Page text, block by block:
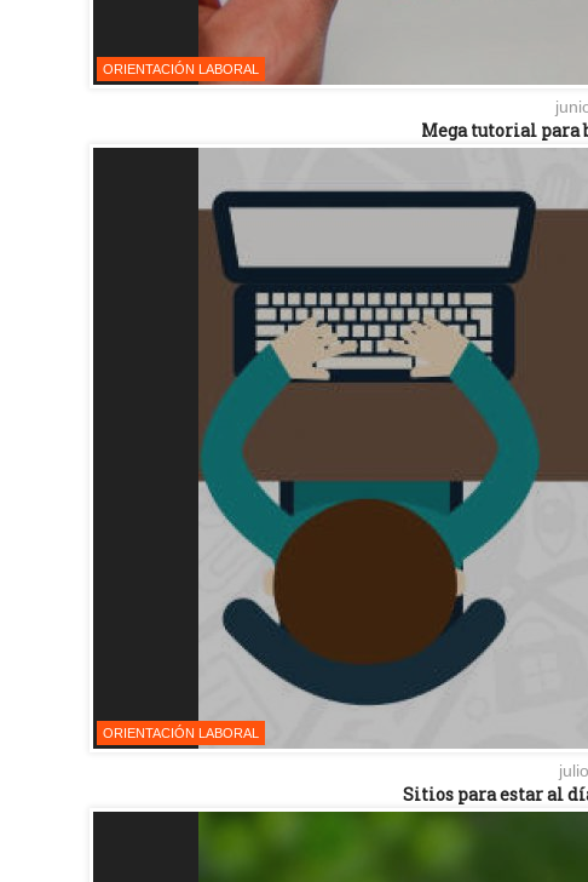
ORIENTACIÓN LABORAL
Mega tutorial para
ORIENTACIÓN LABORAL
Sitios para estar al